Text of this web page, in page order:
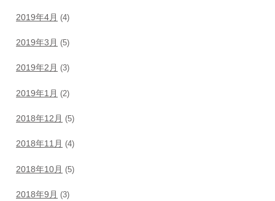
2019年4月 (4)
2019年3月 (5)
2019年2月 (3)
2019年1月 (2)
2018年12月 (5)
2018年11月 (4)
2018年10月 (5)
2018年9月 (3)